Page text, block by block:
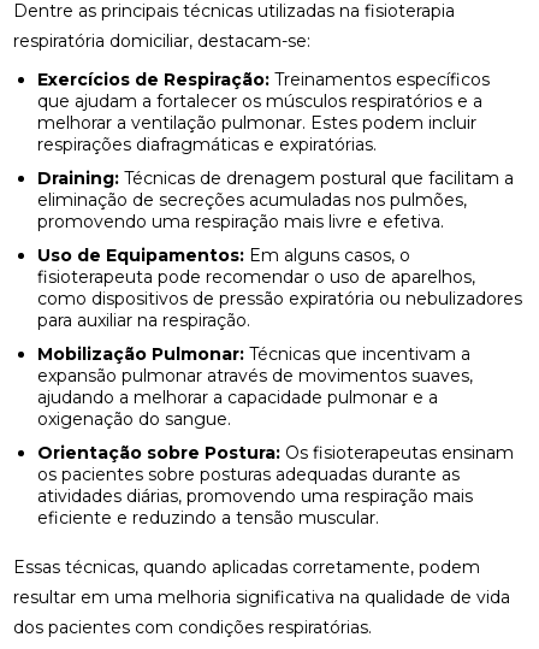
Dentre as principais técnicas utilizadas na fisioterapia
respiratória domiciliar, destacam-se:
Exercícios de Respiração: Treinamentos específicos
que ajudam a fortalecer os músculos respiratórios e a
melhorar a ventilação pulmonar. Estes podem incluir
respirações diafragmáticas e expiratórias.
Draining: Técnicas de drenagem postural que facilitam a
eliminação de secreções acumuladas nos pulmões,
promovendo uma respiração mais livre e efetiva.
Uso de Equipamentos: Em alguns casos, o
fisioterapeuta pode recomendar o uso de aparelhos,
como dispositivos de pressão expiratória ou nebulizadores
para auxiliar na respiração.
Mobilização Pulmonar: Técnicas que incentivam a
expansão pulmonar através de movimentos suaves,
ajudando a melhorar a capacidade pulmonar e a
oxigenação do sangue.
Orientação sobre Postura: Os fisioterapeutas ensinam
os pacientes sobre posturas adequadas durante as
atividades diárias, promovendo uma respiração mais
eficiente e reduzindo a tensão muscular.
Essas técnicas, quando aplicadas corretamente, podem
resultar em uma melhoria significativa na qualidade de vida
dos pacientes com condições respiratórias.
BENEFÍCIOS DA QUIROPRAXIA NA FISIOTERAPIA
BENEFÍCIOS DA QUIROPRAXIA PARA A SAÚDE
BENEFÍCIOS DA QUIROPRAXIA PARA ALIVIAR O
NERVO CIÁTICO
BENEFÍCIOS DA QUIROPRAXIA PARA JOELHO E
COMO FUNCIONA
BENEFÍCIOS DA QUIROPRAXIA PARA O NERVO
CIÁTICO
BENEFÍCIOS DA QUIROPRAXIA PARA SUA SAÚDE
BENEFÍCIOS DAS PALMILHAS PARA JOANETE
CLÍNICA DE OSTEOPATIA: COMO ESCOLHER A
MELHOR PARA SUAS NECESSIDADES
ENCONTRE ALÍVIO E BEM-ESTAR NA REGIÃO
CLÍNICA DE QUIROPRAXIA PERTO DE MIM: